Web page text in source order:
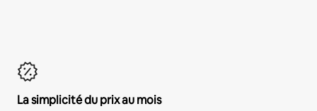
La simplicité du prix au mois